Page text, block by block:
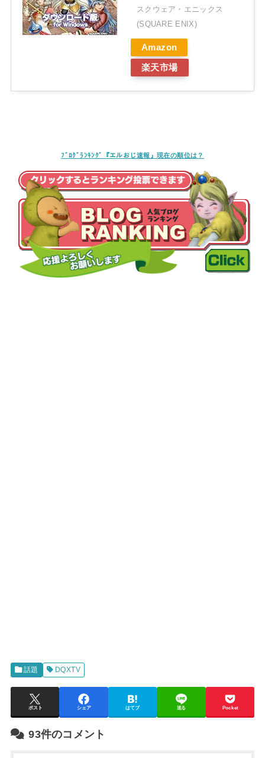
スクウェア・エニックス
(SQUARE ENIX)
Amazon
楽天市場
ﾌﾞﾛｸﾞﾗﾝｷﾝｸﾞ『エルおじ速報』現在の順位は？
話題 DQXTV
ポスト シェア はてブ 送る Pocket
93件のコメント